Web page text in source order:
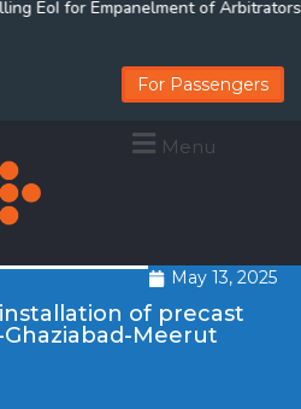
EoI for Empanelment of Arbitrators
For Passengers
Menu
May 13, 2025
of precast
Meerut